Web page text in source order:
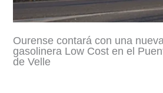
Ourense contará con una
gasolinera Low Cost en el
de Velle